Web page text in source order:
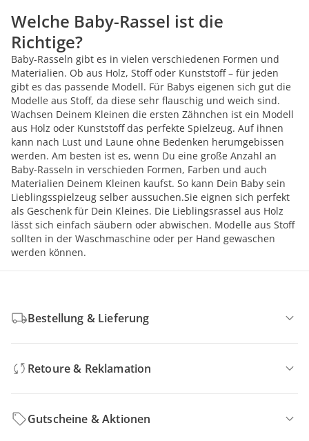
Welche Baby-Rassel ist die
Richtige?
Baby-Rasseln gibt es in vielen verschiedenen Formen und
Materialien. Ob aus Holz, Stoff oder Kunststoff – für jeden
gibt es das passende Modell. Für Babys eigenen sich gut die
Modelle aus Stoff, da diese sehr flauschig und weich sind.
Wachsen Deinem Kleinen die ersten Zähnchen ist ein Modell
aus Holz oder Kunststoff das perfekte Spielzeug. Auf ihnen
kann nach Lust und Laune ohne Bedenken herumgebissen
werden. Am besten ist es, wenn Du eine große Anzahl an
Baby-Rasseln in verschieden Formen, Farben und auch
Materialien Deinem Kleinen kaufst. So kann Dein Baby sein
Lieblingsspielzeug selber aussuchen.Sie eignen sich perfekt
als Geschenk für Dein Kleines. Die Lieblingsrassel aus Holz
lässt sich einfach säubern oder abwischen. Modelle aus Stoff
sollten in der Waschmaschine oder per Hand gewaschen
werden können.
Bestellung & Lieferung
Retoure & Reklamation
Gutscheine & Aktionen